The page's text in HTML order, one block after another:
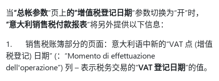
当“总帐参数”页上的“增值税登记日期”参数切换为“开”时，
“意大利销售税付款报表”将另外提供以下信息：
1. 销售税账簿部分的页面：意大利语中新的“VAT 点 (增值
税登记) 日期” (：“Momento di effettuazione
dell'operazione”) 列 – 表示税务交易的“VAT 登记日期”的值。